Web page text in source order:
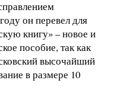
он перевел для
книгу» – новое и
пособие, так как
высочайший
в размере 10